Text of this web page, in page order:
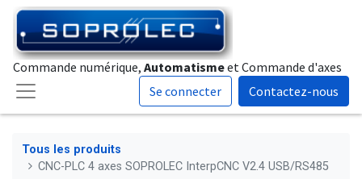
Commande numérique, Automatismeet Commande d'axes
Se connecter
Contactez-nous
Tous les produits
CNC-PLC 4 axes SOPROLEC InterpCNC V2.4 USB/RS485